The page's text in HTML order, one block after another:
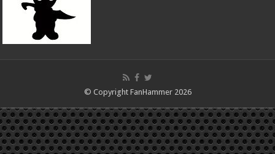
© Copyright FanHammer 2026